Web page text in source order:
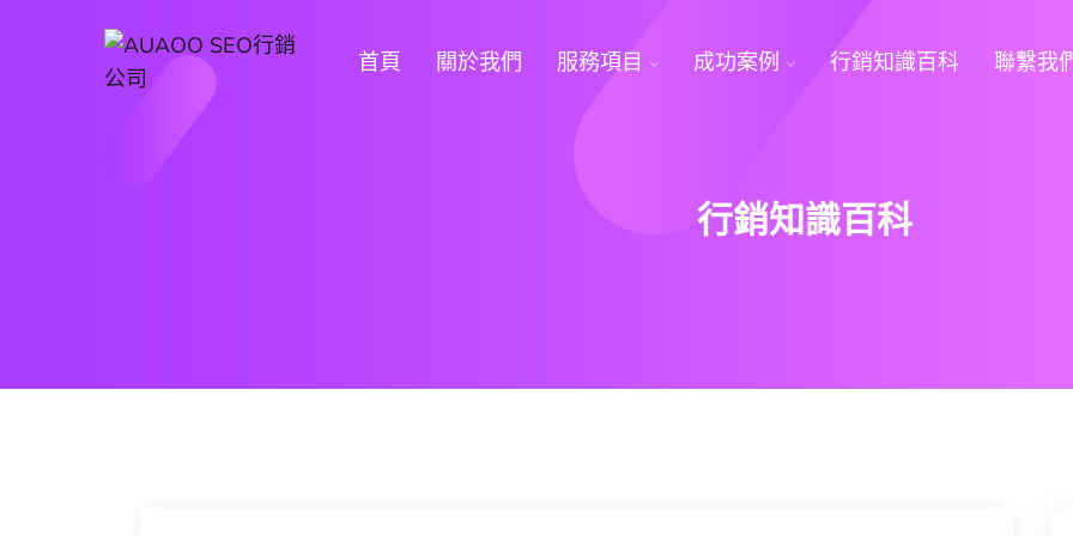
首頁 關於我們 服務項目 成功案例 行銷知識百科 聯繫我
行銷知識百科